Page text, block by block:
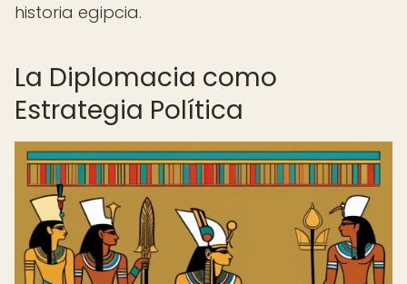
historia egipcia.
La Diplomacia como
Estrategia Política